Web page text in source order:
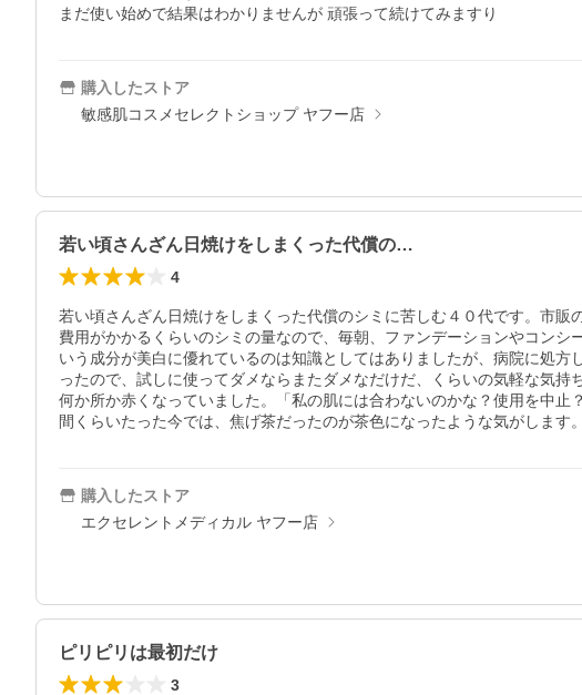
まだ使い始めで結果はわかりませんが 頑張って続けてみますり
購入したストア
敏感肌コスメセレクトショップ ヤフー店
若い頃さんざん日焼けをしまくった代償の…
4
若い頃さんざん日焼けをしまくった代償のシミに苦しむ４０代です。市
費用がかかるくらいのシミの量なので、毎朝、ファンデーションやコン
いう成分が美白に優れているのは知識としてはありましたが、病院に処
ったので、試しに使ってダメならまたダメなだけだ、くらいの気軽な気
何か所か赤くなっていました。「私の肌には合わないのかな？使用を中
間くらいたった今では、焦げ茶だったのが茶色になったような気がします
購入したストア
エクセレントメディカル ヤフー店
ピリピリは最初だけ
3